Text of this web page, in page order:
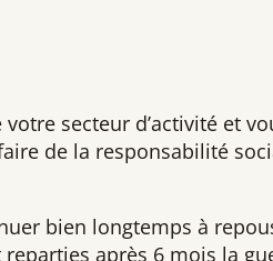
secteur d’activité et
de la responsabilité
bien longtemps à
après 6 mois la